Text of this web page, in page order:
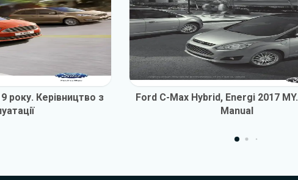
року. Керівництво з
Ford C-Max Hybrid, Energi 2017
Manual